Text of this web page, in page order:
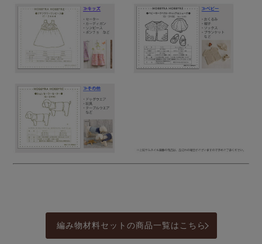
編み物材料セットの商品一覧はこちら